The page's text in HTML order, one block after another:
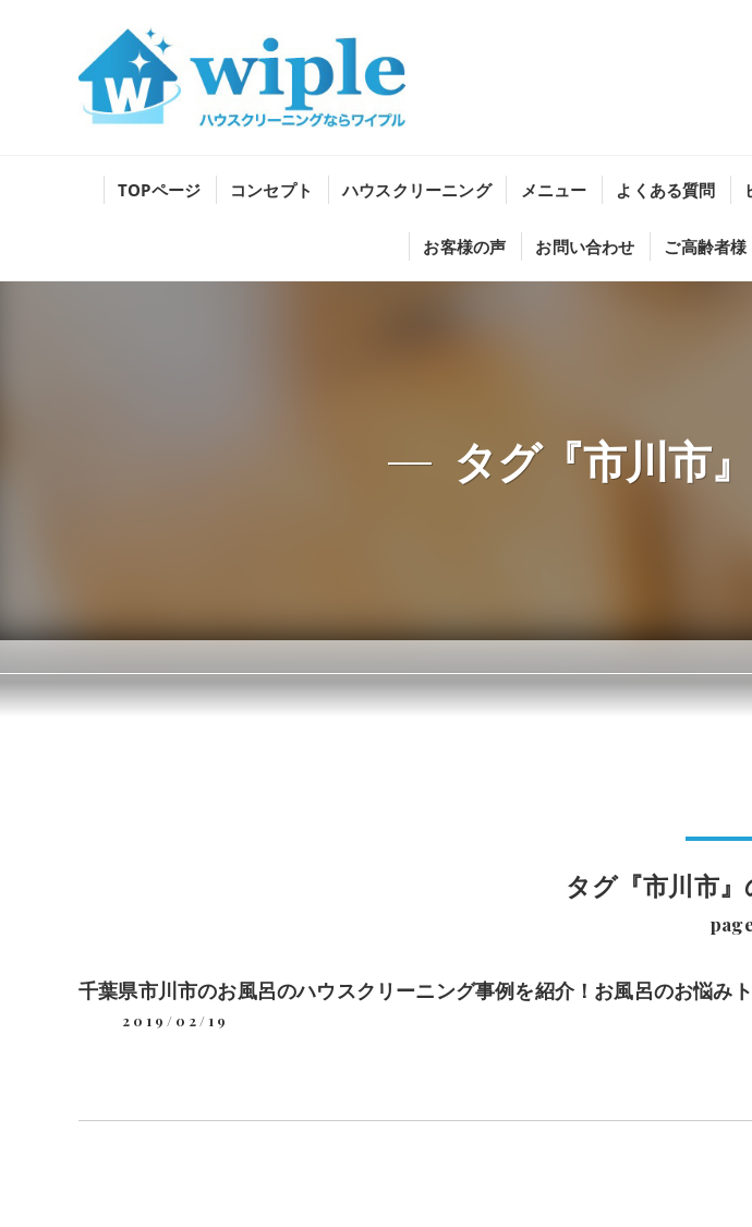
TOPページ コンセプト ハウスクリーニング メニュー よくある質問
お客様の声 お問い合わせ ご高齢者
タグ『市川市
タグ『市川市
千葉県市川市のお風呂のハウスクリーニング事例を紹介！お風呂のお悩み
2019/02/19